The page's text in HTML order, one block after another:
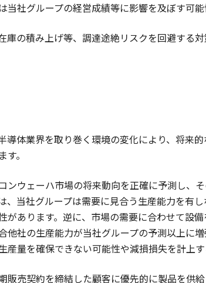
社グループの経営成績等に影響を及ぼす可能
庫の積み上げ等、調達途絶リスクを回避する
導体業界を取り巻く環境の変化により、将来
。
ウェーハ市場の将来動向を正確に予測し、
当社グループは需要に見合う生産能力を有
あります。逆に、市場の需要に合わせて設
社の生産能力が当社グループの予測以上に
量を確保できない可能性や減損損失を計上す
販売契約を締結した顧客に優先的に製品を供